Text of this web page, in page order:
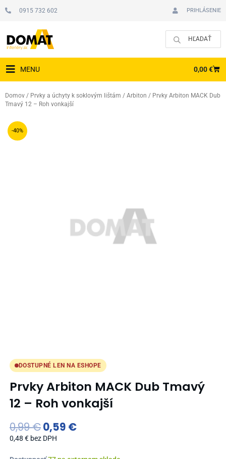
0915 732 602 PRIHLÁSENIE
MENU 0,00€
Domov / Prvky a úchyty k soklovým lištám / Arbiton / Prvky Arbiton MACK Dub
Tmavý 12 – Roh vonkajší
-40%
DOSTUPNÉ LEN NA ESHOPE
Prvky Arbiton MACK Dub Tmavý
12 – Roh vonkajší
0,99€Original
price
0,59 €Current
0,48 € bez DPH